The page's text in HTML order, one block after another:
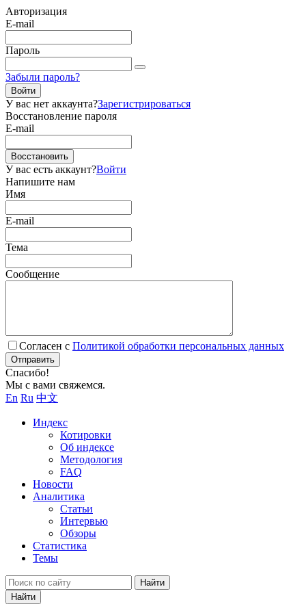
Авторизация
E-mail
Пароль
Забыли пароль?
Войти
У вас нет аккаунта?Зарегистрироваться
Восстановление пароля
E-mail
Восстановить
У вас есть аккаунт?Войти
Напишите нам
Имя
E-mail
Тема
Сообщение
Согласен с Политикой обработки персональных данных
Отправить
Спасибо!
Мы с вами свяжемся.
En Ru 中文
Индекс
Котировки
Об индексе
Методология
FAQ
Новости
Аналитика
Статьи
Интервью
Обзоры
Статистика
Темы
Найти
Найти